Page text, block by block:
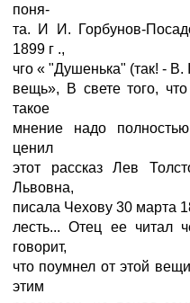
поня-
та. И И. Горбунов-
1899 г .,
чго « "Душенька" (так! -
вещь», В свете того,
такое
мнение надо
ценил
этот рассказ Лев
Львовна,
писала Чехову 30 марта
лесть... Отец ее читал
говорит,
что поумнел от этой
этим